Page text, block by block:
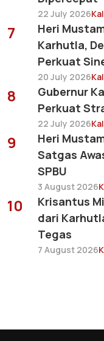
22 July 2026
7
Heri
Karhutla,
Perkuat
20 July 2026
8
Gubernur
Perkuat
22 July 2026
9
Heri
Satgas
SPBU
3 August 2026
10
Krisantus
dari
Tegas
7 August 2026